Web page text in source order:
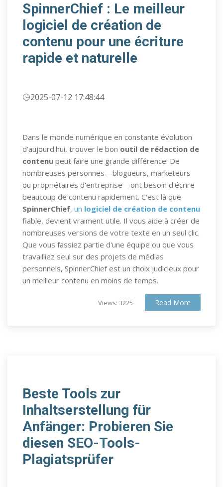
SpinnerChief : Le meilleur
logiciel de création de
contenu pour une écriture
rapide et naturelle
2025-07-12 17:48:44
Dans le monde numérique en constante évolution
d'aujourd'hui, trouver le bon outil de rédaction de
contenu peut faire une grande différence. De
nombreuses personnes—blogueurs, marketeurs
ou propriétaires d'entreprise—ont besoin d'écrire
beaucoup de contenu rapidement. C'est là que
SpinnerChief, un logiciel de création de contenu
fiable, devient vraiment utile. Il vous aide à créer de
nombreuses versions de votre texte en un seul clic.
Que vous fassiez partie d'une équipe ou que vous
travailliez seul sur des projets de médias
personnels, SpinnerChief est un choix judicieux pour
un meilleur contenu en moins de temps.
Views: 3225 Read More
Beste Tools zur
Inhaltserstellung für
Anfänger: Probieren Sie
diesen SEO-Tools-
Plagiatsprüfer